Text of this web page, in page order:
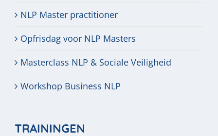
NLP Master practitioner
Opfrisdag voor NLP Masters
Masterclass NLP & Sociale Veiligheid
Workshop Business NLP
TRAININGEN